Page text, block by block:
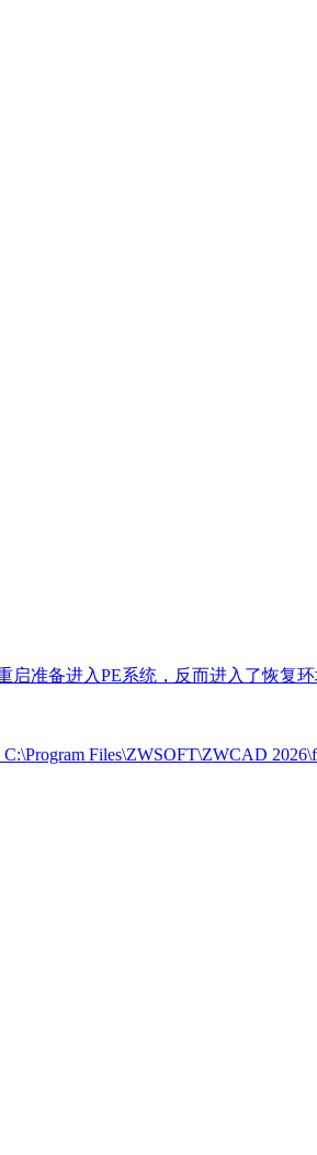
准备进入PE系统，反而进入了恢复
Files\ZWSOFT\ZWCAD